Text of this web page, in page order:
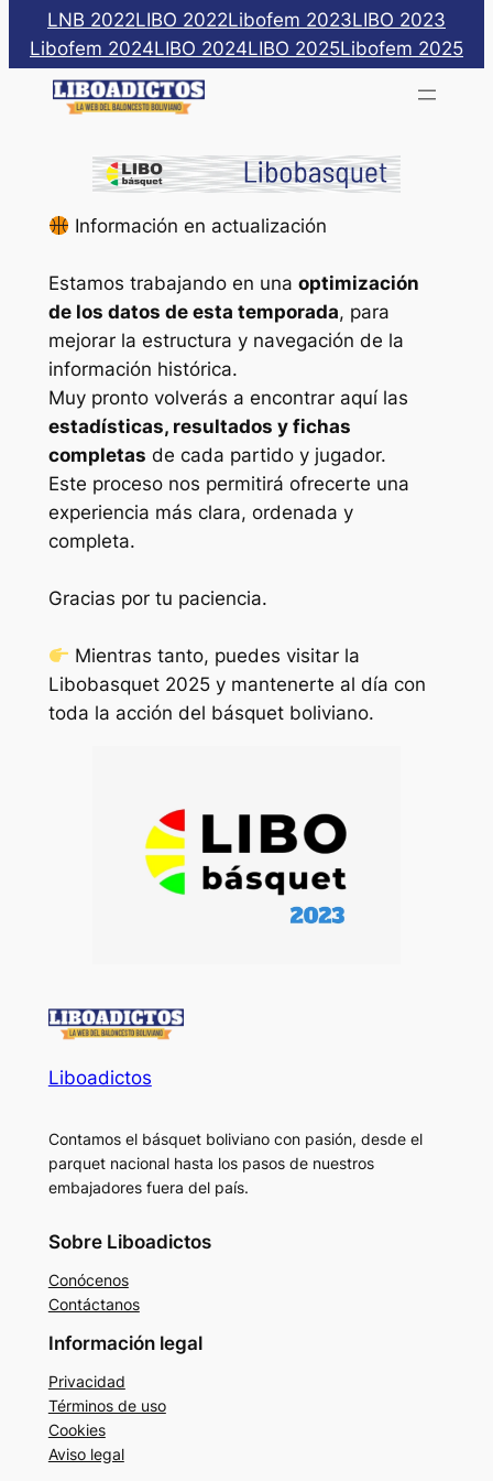
Saltar
contenido
LNB 2022LIBO 2022Libofem 2023LIBO 2023
Libofem 2024LIBO 2024LIBO 2025Libofem 2025
Información en actualización
Estamos trabajando en una optimización
de los datos de esta temporada, para
mejorar la estructura y navegación de la
información histórica.
Muy pronto volverás a encontrar aquí las
estadísticas, resultados y fichas
completas de cada partido y jugador.
Este proceso nos permitirá ofrecerte una
experiencia más clara, ordenada y
completa.
Gracias por tu paciencia.
Mientras tanto, puedes visitar la
Libobasquet 2025y mantenerte al día con
toda la acción del básquet boliviano.
Liboadictos
Contamos el básquet boliviano con pasión, desde el
parquet nacional hasta los pasos de nuestros
embajadores fuera del país.
Sobre Liboadictos
Conócenos
Contáctanos
Información legal
Privacidad
Términos de uso
Cookies
Aviso legal